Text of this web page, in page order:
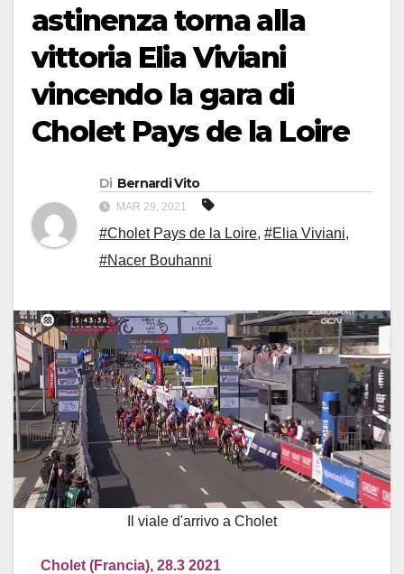
astinenza torna alla
vittoria Elia Viviani
vincendo la gara di
Cholet Pays de la Loire
Di Bernardi Vito
MAR 29, 2021
#Cholet Pays de la Loire, #Elia Viviani,
#Nacer Bouhanni
Il viale d'arrivo a Cholet
Cholet (Francia), 28.3 2021